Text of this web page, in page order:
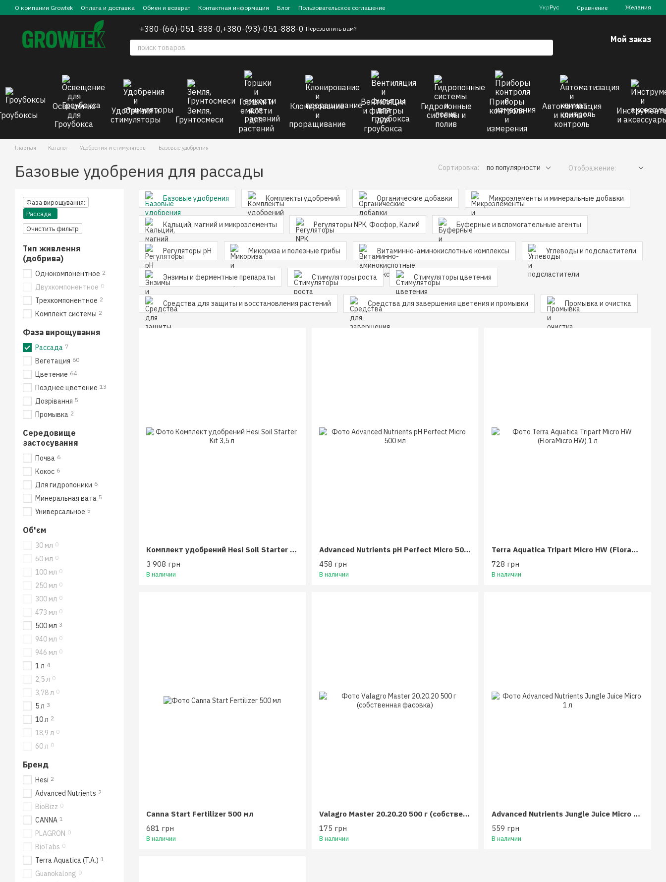
Перейти к основному контенту
О компании Growtek Оплата и доставка Обмен и возврат Контактная информация Блог Пользовательское соглашение УкрРус Сравнение Желания
+380-(66)-051-888-0,+380-(93)-051-888-0 Перезвонить вам?
Мой заказ
Освещение
для
Гроубокса
Удобрения и
стимуляторы
Земля,
Грунтосмеси
Горшки и
емкости
для
растений
Клонирование
и
проращивание
Вентиляция
и фильтры
для
гроубокса
Гидропонные
системы и
полив
Приборы
контроля
и
измерения
Автоматизация
и климат-
контроль
и
Главная Каталог Удобрения и стимуляторы Базовые удобрения
Базовые удобрения для рассады Сортировка: по популярности Отображение:
Базовые удобрения Комплекты удобрений Органические добавки Микроэлементы и минеральные добавки
Кальций, магний и микроэлементы Регуляторы NPK, Фосфор, Калий Буферные и вспомогательные агенты
Регуляторы pH Микориза и полезные грибы Витаминно-аминокислотные комплексы Углеводы и подсластители
Энзимы и ферментные препараты Стимуляторы роста Стимуляторы цветения
Средства для защиты и восстановления растений Средства для завершения цветения и промывки Промывка и очистка
Комплект удобрений Hesi Soil Starter Kit 3,5 л
3 908 грн
В наличии
Advanced Nutrients pH Perfect Micro 500 мл
458 грн
В наличии
Terra Aquatica Tripart Micro HW (FloraMicro HW) 1 л
728 грн
В наличии
Canna Start Fertilizer 500 мл
681 грн
В наличии
Valagro Master 20.20.20 500 г (собственная фасовка)
175 грн
В наличии
Advanced Nutrients Jungle Juice Micro 1 л
559 грн
В наличии
Фаза вирощування:
Рассада
Очистить фильтр
Тип живлення
(добрива)
Однокомпонентное 2
Двухкомпонентное 0
Трехкомпонентное 2
Комплект системы 2
Фаза вирощування
Рассада 7
Вегетация 60
Цветение 64
Позднее цветение 13
Дозрівання 5
Промывка 2
Середовище
застосування
Почва 6
Кокос 6
Для гидропоники 6
Минеральная вата 5
Универсальное 5
Об'єм
30 мл 0
60 мл 0
100 мл 0
250 мл 0
300 мл 0
473 мл 0
500 мл 3
940 мл 0
946 мл 0
1 л 4
2,5 л 0
3,78 л 0
5 л 3
10 л 2
18,9 л 0
60 л 0
Бренд
Hesi 2
Advanced Nutrients 2
BioBizz 0
CANNA 1
PLAGRON 0
BioTabs 0
Terra Aquatica (T.A.) 1
Guanokalong 0